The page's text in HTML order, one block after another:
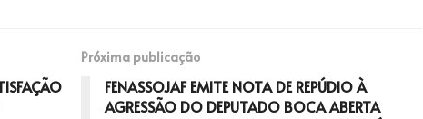
Próxima publicação
FENASSOJAF EMITE NOTA DE REPÚDIO À
AGRESSÃO DO DEPUTADO BOCA ABERTA